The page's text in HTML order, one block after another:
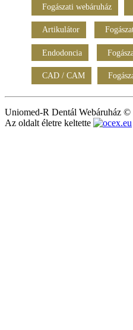
Fogászati webáruház
Artikulátor
Endodoncia
CAD / CAM
Uniomed-R Dentál Webáruház ©
Az oldalt életre keltette